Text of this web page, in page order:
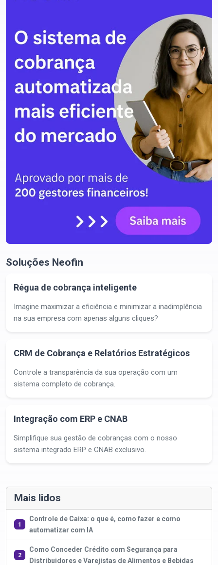
Soluções Neofin
Régua de cobrança inteligente
Imagine maximizar a eficiência e minimizar a inadimplência
na sua empresa com apenas alguns cliques?
CRM de Cobrança e Relatórios Estratégicos
Controle a transparência da sua operação com um
sistema completo de cobrança.
Integração com ERP e CNAB
Simplifique sua gestão de cobranças com o nosso
sistema integrado ERP e CNAB exclusivo.
Mais lidos
1
Controle de Caixa: o que é, como fazer e como
automatizar com IA
2
Como Conceder Crédito com Segurança para
Distribuidores e Varejistas de Alimentos e Bebidas